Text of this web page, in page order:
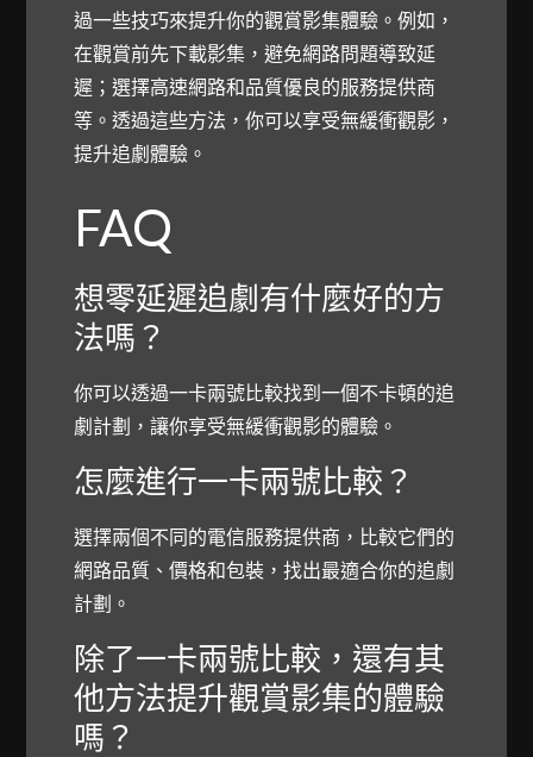
過一些技巧來提升你的觀賞影集體驗。例如，
在觀賞前先下載影集，避免網路問題導致延
遲；選擇高速網路和品質優良的服務提供商
等。透過這些方法，你可以享受無緩衝觀影，
提升追劇體驗。
FAQ
想零延遲追劇有什麼好的方
法嗎？
你可以透過一卡兩號比較找到一個不卡頓的追
劇計劃，讓你享受無緩衝觀影的體驗。
怎麼進行一卡兩號比較？
選擇兩個不同的電信服務提供商，比較它們的
網路品質、價格和包裝，找出最適合你的追劇
計劃。
除了一卡兩號比較，還有其
他方法提升觀賞影集的體驗
嗎？